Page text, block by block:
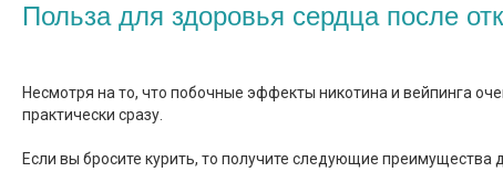
Польза для здоровья сердца после
Несмотря на то, что побочные эффекты никотина и вейпинга
практически сразу.
Если вы бросите курить, то получите следующие преимущества